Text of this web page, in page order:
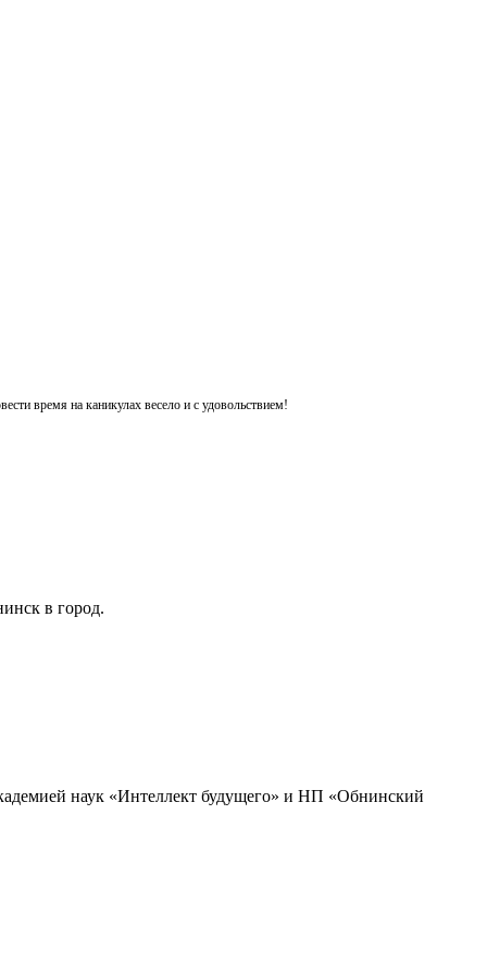
время на каникулах весело и с удовольствием!
в город.
наук «Интеллект будущего» и НП «Обнинский